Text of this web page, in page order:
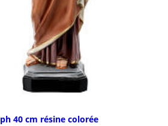
40 cm résine colorée